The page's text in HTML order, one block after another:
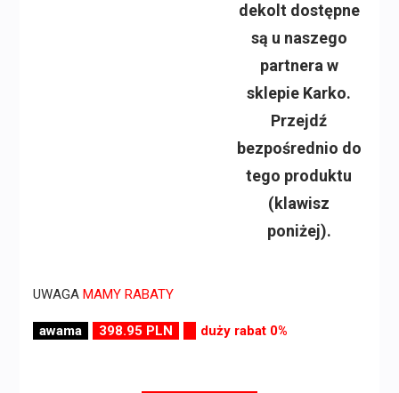
dekolt dostępne
są u naszego
partnera w
sklepie Karko.
Przejdź
bezpośrednio do
tego produktu
(klawisz
poniżej).
UWAGA MAMY RABATY
awama 398.95 PLN duży rabat 0%